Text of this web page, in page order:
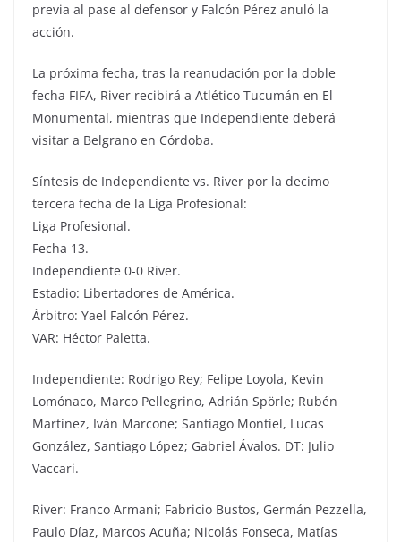
previa al pase al defensor y Falcón Pérez anuló la
acción.
La próxima fecha, tras la reanudación por la doble
fecha FIFA, River recibirá a Atlético Tucumán en El
Monumental, mientras que Independiente deberá
visitar a Belgrano en Córdoba.
Síntesis de Independiente vs. River por la decimo
tercera fecha de la Liga Profesional:
Liga Profesional.
Fecha 13.
Independiente 0-0 River.
Estadio: Libertadores de América.
Árbitro: Yael Falcón Pérez.
VAR: Héctor Paletta.
Independiente: Rodrigo Rey; Felipe Loyola, Kevin
Lomónaco, Marco Pellegrino, Adrián Spörle; Rubén
Martínez, Iván Marcone; Santiago Montiel, Lucas
González, Santiago López; Gabriel Ávalos. DT: Julio
Vaccari.
River: Franco Armani; Fabricio Bustos, Germán Pezzella,
Paulo Díaz, Marcos Acuña; Nicolás Fonseca, Matías